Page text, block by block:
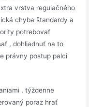
vrstva regulačného
chyba štandardy a
potrebovať
, dohliadnuť na to
právny postup palci
, týždenne
poraz hrať